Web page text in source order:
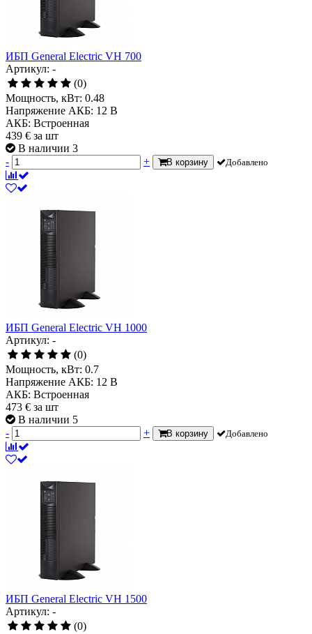
ИБП General Electric VH 700
Артикул: -
(0)
Мощность, кВт: 0.48
Напряжение АКБ: 12 В
АКБ: Встроенная
439 € за шт
В наличии 3
-
+ В корзину Добавлено
ИБП General Electric VH 1000
Артикул: -
(0)
Мощность, кВт: 0.7
Напряжение АКБ: 12 В
АКБ: Встроенная
473 € за шт
В наличии 5
-
+ В корзину Добавлено
ИБП General Electric VH 1500
Артикул: -
(0)